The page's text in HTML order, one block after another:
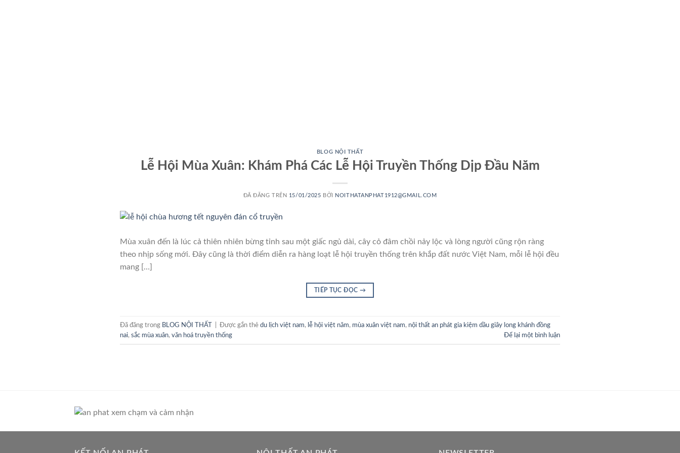
BLOG NỘI THẤT
Lễ Hội Mùa Xuân: Khám Phá Các Lễ Hội Truyền Thống Dịp Đầu Năm
ĐÃ ĐĂNG TRÊN 15/01/2025 BỞI NOITHATANPHAT1912@GMAIL.COM
Mùa xuân đến là lúc cả thiên nhiên bừng tỉnh sau một giấc ngủ dài, cây cỏ đâm chồi nảy lộc và lòng người cũng rộn ràng
theo nhịp sống mới. Đây cũng là thời điểm diễn ra hàng loạt lễ hội truyền thống trên khắp đất nước Việt Nam, mỗi lễ hội đều
mang […]
TIẾP TỤC ĐỌC →
Đã đăng trong BLOG NỘI THẤT Được gắn thẻ du lịch việt nam, lễ hội việt năm, mùa xuân việt nam, nội thất an phát gia kiệm dầu giây long khánh đồng
nai, sắc mùa xuân, văn hoá truyền thống Để lại một bình luận